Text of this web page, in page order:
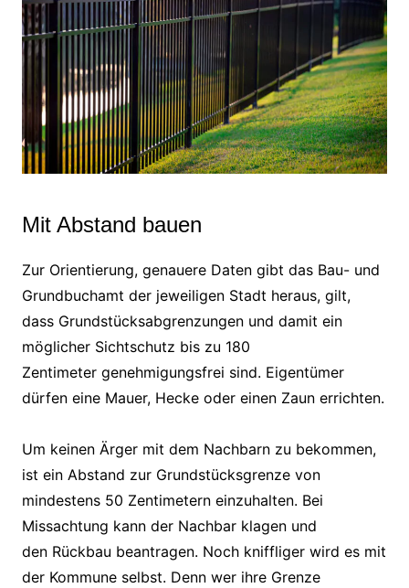
Mit Abstand bauen
Zur Orientierung, genauere Daten gibt das Bau- und
Grundbuchamt der jeweiligen Stadt heraus, gilt,
dass Grundstücksabgrenzungen und damit ein
möglicher Sichtschutz bis zu 180
Zentimeter genehmigungsfrei sind. Eigentümer
dürfen eine Mauer, Hecke oder einen Zaun errichten.
Um keinen Ärger mit dem Nachbarn zu bekommen,
ist ein Abstand zur Grundstücksgrenze von
mindestens 50 Zentimetern einzuhalten. Bei
Missachtung kann der Nachbar klagen und
den Rückbau beantragen. Noch kniffliger wird es mit
der Kommune selbst. Denn wer ihre Grenze